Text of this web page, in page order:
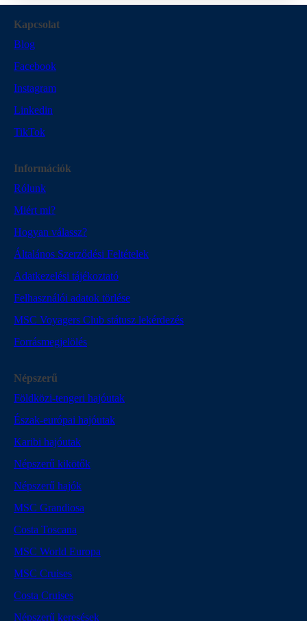
Kapcsolat
Blog
Facebook
Instagram
Linkedin
TikTok
Információk
Rólunk
Miért mi?
Hogyan válassz?
Általános Szerződési Feltételek
Adatkezelési tájékoztató
Felhasználói adatok törlése
MSC Voyagers Club státusz lekérdezés
Forrásmegjelölés
Népszerű
Földközi-tengeri hajóutak
Észak-európai hajóutak
Karibi hajóutak
Népszerű kikötők
Népszerű hajók
MSC Grandiosa
Costa Toscana
MSC World Europa
MSC Cruises
Costa Cruises
Népszerű keresések